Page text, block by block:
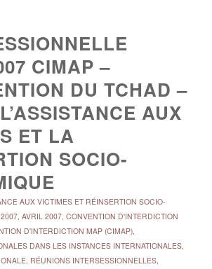
CIMAP –
DU TCHAD –
AUX
ET LA
SOCIO-
AUX VICTIMES ET RÉINSERTION SOCIO-
, AVRIL 2007, CONVENTION D'INTERDICTION
D'INTERDICTION MAP (CIMAP),
DANS LES INSTANCES INTERNATIONALES,
, RÉUNIONS INTERSESSIONNELLES,